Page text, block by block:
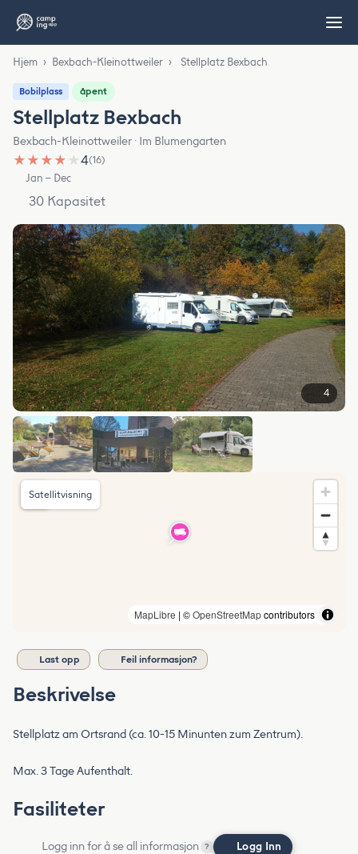
Hjem › Bexbach-Kleinottweiler › Stellplatz Bexbach
Bobilplass åpent
Stellplatz Bexbach
Bexbach-Kleinottweiler · Im Blumengarten
★ ★ ★ ★ ★4(16)
Jan – Dec
30 Kapasitet
4
MapLibre | ©OpenStreetMapcontributors
Satellitvisning
Last opp Feil informasjon?
Beskrivelse
Stellplatz am Ortsrand (ca. 10-15 Minunten zum Zentrum).
Max. 3 Tage Aufenthalt.
Fasiliteter
Logg inn for å se all informasjon ? Logg Inn